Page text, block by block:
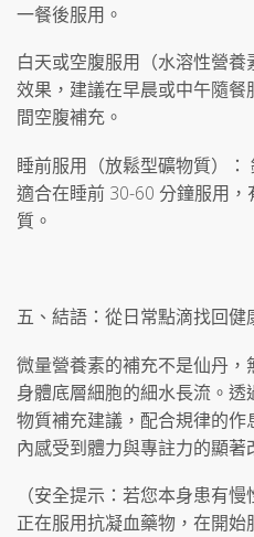
一餐後服用。
白天或空腹服用（水溶性營
效果，建議在早晨或中午隨
間空腹補充。
睡前服用（放鬆型礦物質）
適合在睡前 30-60 分鐘服用
質。
五、結語：從日常點滴找回健
微量營養素的補充不是仙丹
身體底層細胞的細水長流。
物質補充建議，配合規律的
內感受到體力與專註力的顯著
（安全提示：若您本身患有
正在服用抗凝血藥物，在開始